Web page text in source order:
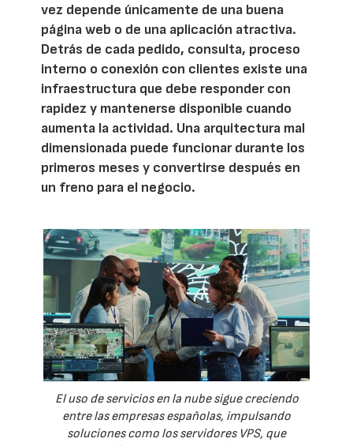
vez depende únicamente de una buena
página web o de una aplicación atractiva.
Detrás de cada pedido, consulta, proceso
interno o conexión con clientes existe una
infraestructura que debe responder con
rapidez y mantenerse disponible cuando
aumenta la actividad. Una arquitectura mal
dimensionada puede funcionar durante los
primeros meses y convertirse después en
un freno para el negocio.
El uso de servicios en la nube sigue creciendo
entre las empresas españolas, impulsando
soluciones como los servidores VPS, que